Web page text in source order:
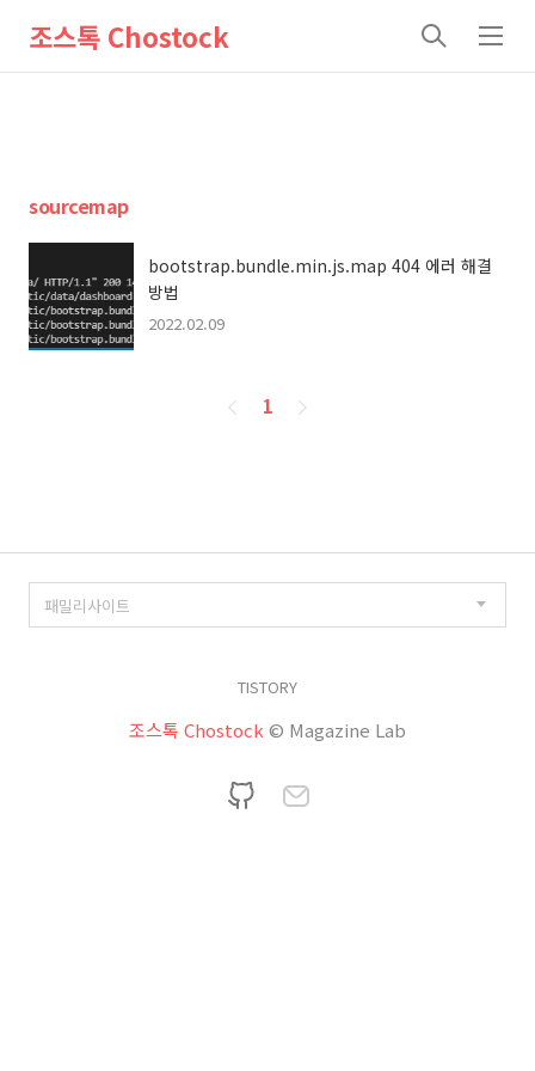
조스톡 Chostock
검
메
sourcemap
bootstrap.bundle.min.js.map 404 에러 해결
방법
2022.02.09
페
1
TISTORY
조스톡 Chostock © Magazine Lab